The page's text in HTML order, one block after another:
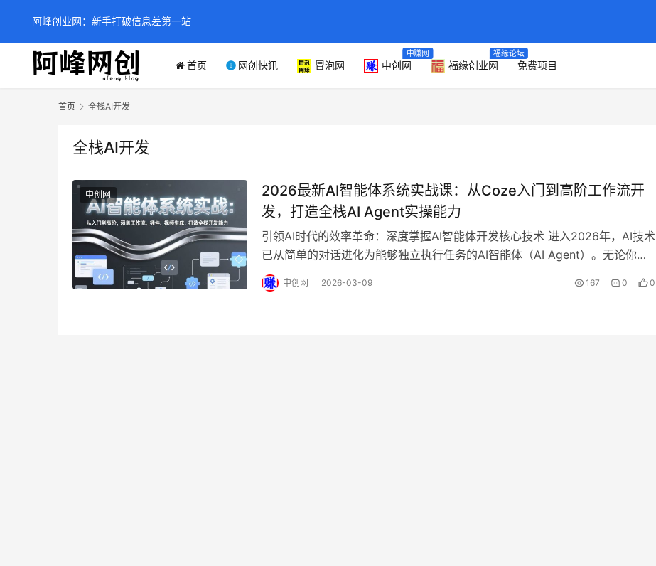
首页 网创快讯 冒泡网 中创网
中赚网
福缘创业网
福缘论坛
免费项目
首页 全栈AI开发
全栈AI开发
中创网
2026最新AI智能体系统实战课：从Coze入门到高阶工作流开
发，打造全栈AI Agent实操能力
引领AI时代的效率革命：深度掌握AI智能体开发核心技术 进入2026年，AI技术
已从简单的对话进化为能够独立执行任务的AI智能体（AI Agent）。无论你是
想提升内容产出效率的运…
中创网 2026-03-09 167 0 0
阿峰创业网：新手打破信息差第一站